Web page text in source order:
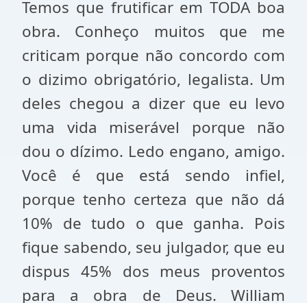
Temos que frutificar em TODA boa
obra. Conheço muitos que me
criticam porque não concordo com
o dizimo obrigatório, legalista. Um
deles chegou a dizer que eu levo
uma vida miserável porque não
dou o dízimo. Ledo engano, amigo.
Você é que está sendo infiel,
porque tenho certeza que não dá
10% de tudo o que ganha. Pois
fique sabendo, seu julgador, que eu
dispus 45% dos meus proventos
para a obra de Deus. William